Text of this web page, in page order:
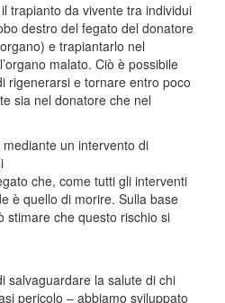
trapianto da vivente tra individui
destro del fegato del donatore
e trapiantarlo nel
malato. Ciò è possibile
rigenerarsi e tornare entro poco
sia nel donatore che nel
un intervento di
che, come tutti gli interventi
è quello di morire. Sulla base
stimare che questo rischio si
salvaguardare la salute di chi
pericolo – abbiamo sviluppato